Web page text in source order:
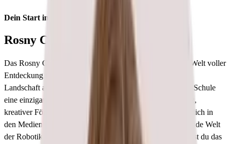
Dein Start in die kreative und spannende Welt
Rosny College
Das Rosny College in Hobart, Tasmanien, öffnet dir eine Welt voller
Entdeckung und Inspiration. Eingebettet in die malerische
Landschaft am Ostufer des Derwent River, bietet dir diese Schule
eine einzigartige Kombination aus akademischer Exzellenz,
kreativer Förderung und Naturverbundenheit. Egal ob du dich in
den Medien- und Designfächern entfalten oder die spannende Welt
der Robotik und Informatik erkunden möchtest - hier findest du das